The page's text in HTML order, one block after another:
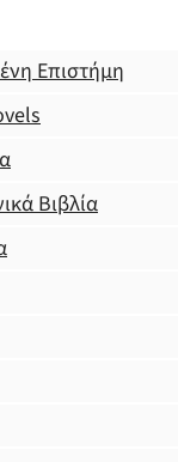
Επιστήμη
Βιβλία